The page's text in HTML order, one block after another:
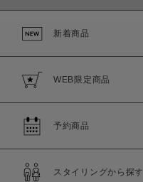
新着商品
WEB限定商品
予約商品
スタイリングから探す